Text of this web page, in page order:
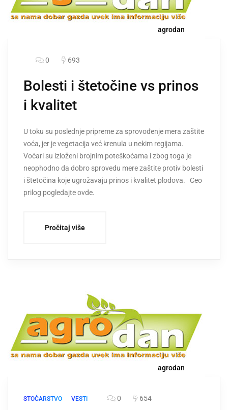
agrodan
0 693
Bolesti i štetočine vs prinos
i kvalitet
U toku su poslednje pripreme za sprovođenje mera zaštite
voća, jer je vegetacija već krenula u nekim regijama.
Voćari su izloženi brojnim poteškoćama i zbog toga je
neophodno da dobro sprovedu mere zaštite protiv bolesti
i štetočina koje ugrožavaju prinos i kvalitet plodova. Ceo
prilog pogledajte ovde.
Pročitaj više
agrodan
STOČARSTVO VESTI 0 654